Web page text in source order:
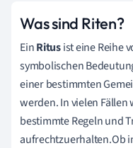
Was sind Riten?
EinRitusist eine Reihe
symbolischen
einer bestimmten
werden. In vielen Fällen
bestimmte Regeln und
aufrechtzuerhalten.Ob